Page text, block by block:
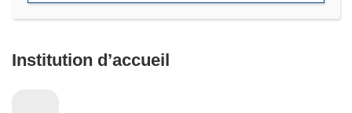
Institution d’accueil